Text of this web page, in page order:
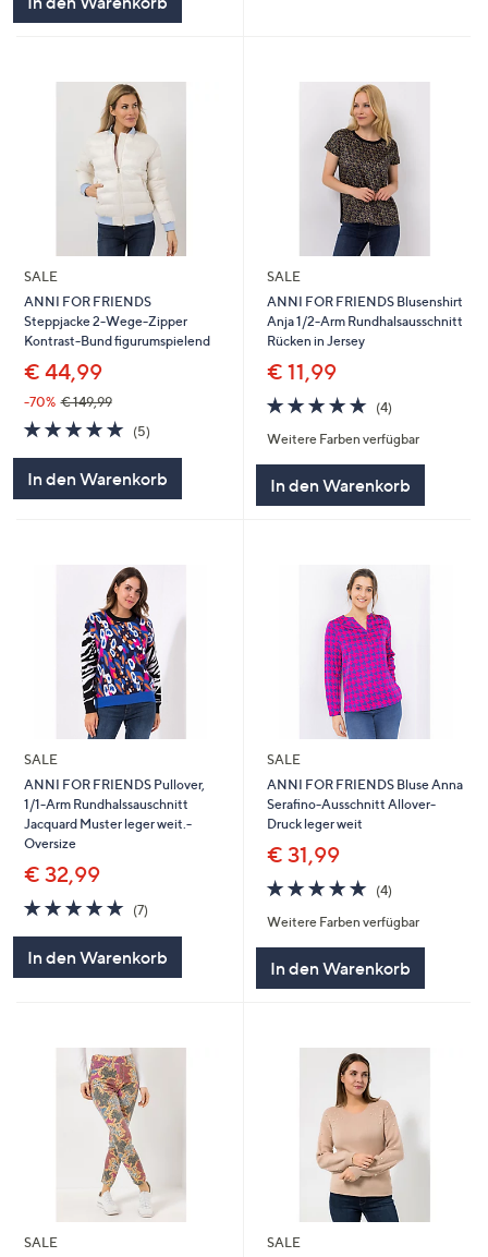
SALE
ANNI FOR FRIENDS
Steppjacke 2-Wege-Zipper
Kontrast-Bund figurumspielend
€ 44,99
-70% € 149,99
5.0
von
5
(5)
In den Warenkorb
SALE
ANNI FOR FRIENDS Blusenshirt
Anja 1/2-Arm Rundhalsausschnitt
Rücken in Jersey
€ 11,99
5.0
von
5
(4)4
Weitere Farben verfügbar
In den Warenkorb
SALE
ANNI FOR FRIENDS Pullover,
1/1-Arm Rundhalssauschnitt
Jacquard Muster leger weit.-
Oversize
€ 32,99
4.9
von
5
(7)
In den Warenkorb
SALE
ANNI FOR FRIENDS Bluse Anna
Serafino-Ausschnitt Allover-
Druck leger weit
€ 31,99
4.8
von
5
(4)4
Weitere Farben verfügbar
In den Warenkorb
SALE
SALE